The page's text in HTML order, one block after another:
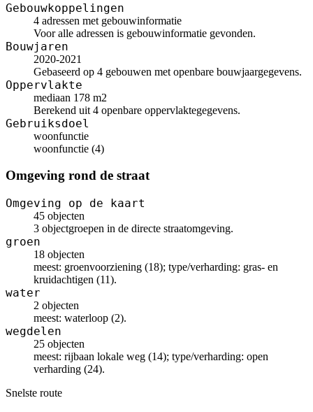
Gebouwkoppelingen
4 adressen met gebouwinformatie
Voor alle adressen is gebouwinformatie gevonden.
Bouwjaren
2020-2021
Gebaseerd op 4 gebouwen met openbare bouwjaargegevens.
Oppervlakte
mediaan 178 m2
Berekend uit 4 openbare oppervlaktegegevens.
Gebruiksdoel
woonfunctie
woonfunctie (4)
Omgeving rond de straat
Omgeving op de kaart
45 objecten
3 objectgroepen in de directe straatomgeving.
groen
18 objecten
meest: groenvoorziening (18); type/verharding: gras- en
kruidachtigen (11).
water
2 objecten
meest: waterloop (2).
wegdelen
25 objecten
meest: rijbaan lokale weg (14); type/verharding: open
verharding (24).
Snelste route